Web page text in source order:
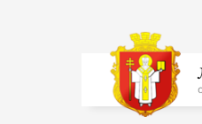
На
головну